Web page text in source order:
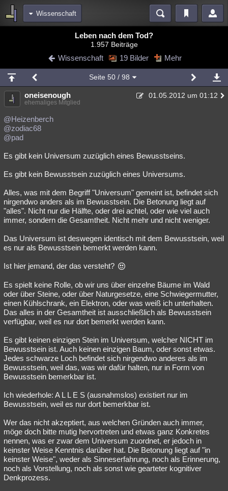
Wissenschaft
Blogs Videos
Chat Wiki Neuigkeiten
meine Rubriken
Menschen Wissenschaft Mystery Kriminalfälle
Spiritualität
Natur
weitere Rubriken
Astronomie Helpdesk Gruppen Gaming Filme
Musik Clash Verbesserungen Allmystery English
Übersichten
Besucht Teilgenommen Alle Neue Geschlossen
Leben nach dem Tod?
1.957 Beiträge
Wissenschaft 19 Bilder Mehr
Seite 50/ 98
oneisenough 01.05.2012 um 01:12
ehemaliges Mitglied
@Heizenberch
@zodiac68
@pad
Es gibt kein Universum zuzüglich eines Bewusstseins.
Es gibt kein Bewusstsein zuzüglich eines Universums.
Alles, was mit dem Begriff "Universum" gemeint ist, befindet sich
nirgendwo anders als im Bewusstsein. Die Betonung liegt auf
"alles". Nicht nur die Hälfte, oder drei achtel, oder wie viel auch
immer, sondern die Gesamtheit. Nicht mehr und nicht weniger.
Das Universum ist deswegen identisch mit dem Bewusstsein, weil
es nur als Bewusstsein bemerkt werden kann.
Ist hier jemand, der das versteht?
Es spielt keine Rolle, ob wir uns über einzelne Bäume im Wald
oder über Steine, oder über Naturgesetze, eine Schwiegermutter,
einen Kühlschrank, ein Elektron, oder was weiß ich unterhalten.
Das alles in der Gesamtheit ist ausschließlich als Bewusstsein
verfügbar, weil es nur dort bemerkt werden kann.
Es gibt keinen einzigen Stein im Universum, welcher NICHT im
Bewusstsein ist. Auch keinen einzigen Baum, oder sonst etwas.
Jedes schwarze Loch befindet sich nirgendwo anderes als im
Bewusstsein, weil das, was wir dafür halten, nur in Form von
Bewusstsein bemerkbar ist.
Ich wiederhole: A L L E S (ausnahmslos) existiert nur im
Bewusstsein, weil es nur dort bemerkbar ist.
Wer das nicht akzeptiert, aus welchen Gründen auch immer,
möge doch bitte mutig hervortreten und etwas ganz Konkretes
nennen, was er zwar dem Universum zuordnet, er jedoch in
keinster Weise Kenntnis darüber hat. Die Betonung liegt auf "in
keinster Weise", weder als Sinneserfahrung, noch als Erinnerung,
noch als Vorstellung, noch als sonst wie gearteter kognitiver
Denkprozess.